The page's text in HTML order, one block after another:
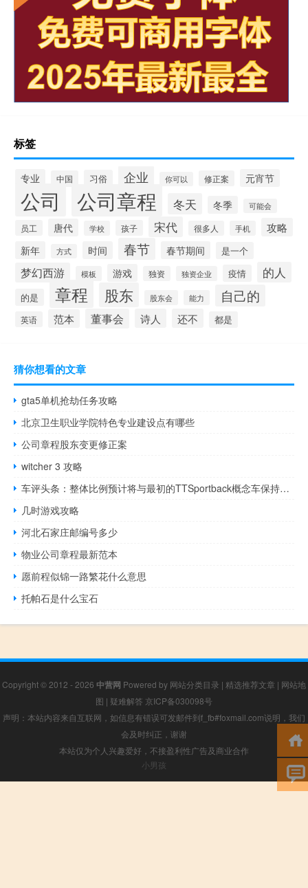
标签
专业 中国 习俗 企业 你可以 修正案 元宵节
公司 公司章程 冬天 冬季 可能会
员工 唐代 学校 孩子 宋代 很多人 手机 攻略
新年 方式 时间 春节 春节期间 是一个
梦幻西游 模板 游戏 独资 独资企业 疫情 的人
的是 章程 股东 股东会 能力 自己的
英语 范本 董事会 诗人 还不 都是
猜你想看的文章
gta5单机抢劫任务攻略
北京卫生职业学院特色专业建设点有哪些
公司章程股东变更修正案
witcher 3 攻略
车评头条：整体比例预计将与最初的TTSportback概念车保持接近
几时游戏攻略
河北石家庄邮编号多少
物业公司章程最新范本
愿前程似锦一路繁花什么意思
托帕石是什么宝石
Copyright © 2012 - 2026 中营网 Powered by 网站分类目录 | 精选推荐文章 | 网站地
图 | 疑难解答 京ICP备030098号
声明：本站内容来自互联网，如信息有错误可发邮件到f_fb#foxmail.com说明，我们
会及时纠正，谢谢
本站仅为个人兴趣爱好，不接盈利性广告及商业合作
小男孩